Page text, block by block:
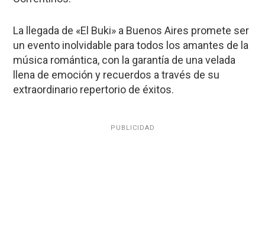
La llegada de «El Buki» a Buenos Aires promete ser
un evento inolvidable para todos los amantes de la
música romántica, con la garantía de una velada
llena de emoción y recuerdos a través de su
extraordinario repertorio de éxitos.
PUBLICIDAD